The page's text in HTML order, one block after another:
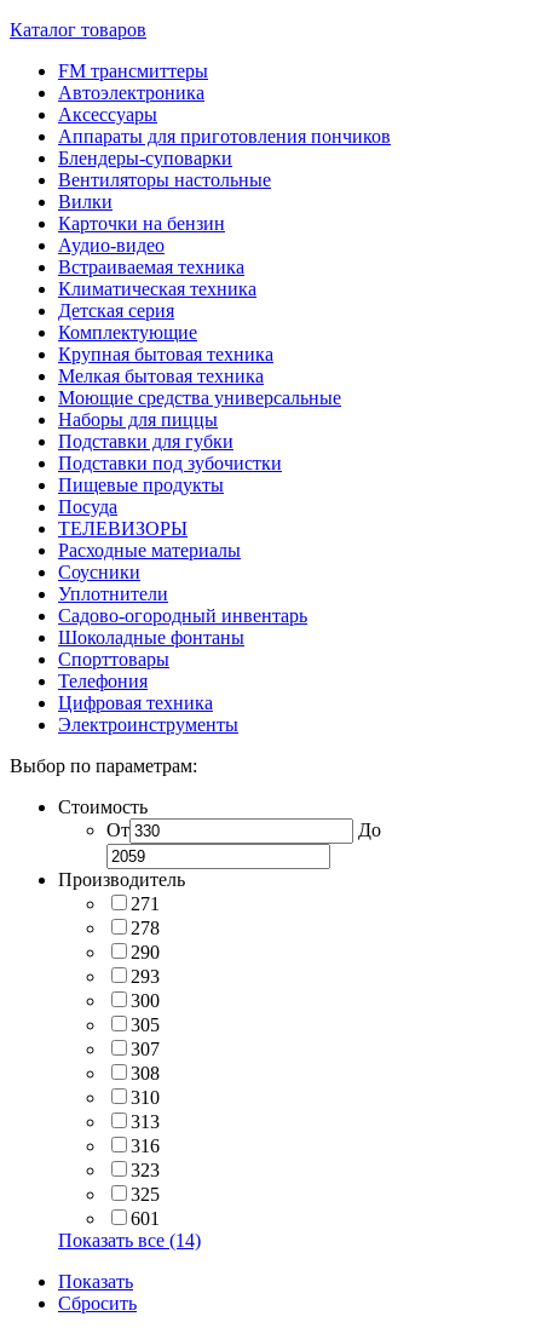
Каталог товаров
FM трансмиттеры
Автоэлектроника
Аксессуары
Аппараты для приготовления пончиков
Блендеры-суповарки
Вентиляторы настольные
Вилки
Карточки на бензин
Аудио-видео
Встраиваемая техника
Климатическая техника
Детская серия
Комплектующие
Крупная бытовая техника
Мелкая бытовая техника
Моющие средства универсальные
Наборы для пиццы
Подставки для губки
Подставки под зубочистки
Пищевые продукты
Посуда
ТЕЛЕВИЗОРЫ
Расходные материалы
Соусники
Уплотнители
Садово-огородный инвентарь
Шоколадные фонтаны
Спорттовары
Телефония
Цифровая техника
Электроинструменты
Выбор по параметрам:
Стоимость
От
До
Производитель
271
278
290
293
300
305
307
308
310
313
316
323
325
601
Показать все (14)
Показать
Сбросить